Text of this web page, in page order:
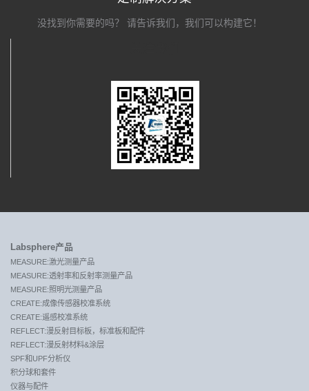
没找到你需要的吗？ 请告诉我们，我们可以构建它！
Labsphere产品
MEASURE:激光测量产品
MEASURE:透射率和反射率测量产品
MEASURE:照明光测量产品
CREATE:成像传感器校准系统
CREATE:遥感校准系统
REFLECT:漫反射目标板，标准板和配件
REFLECT:漫反射材料&涂层
SPF和UPF分析仪
积分球和套件
仪器与配件